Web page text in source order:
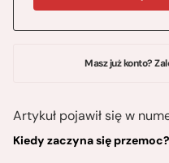
Masz już konto?
Artykuł pojawił się w
Kiedy zaczyna się przemoc?